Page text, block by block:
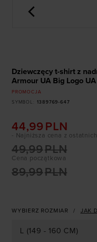
<
Dziewczęcy t-shirt z
Armour UA Big Logo
PROMOCJA
SYMBOL
1389769-647
44,99 PLN
Cena początkowa
89,99PLN
49,99PLN
- Najniższa cena z
WYBIERZ ROZMIAR JAK
L (149 - 160 CM)